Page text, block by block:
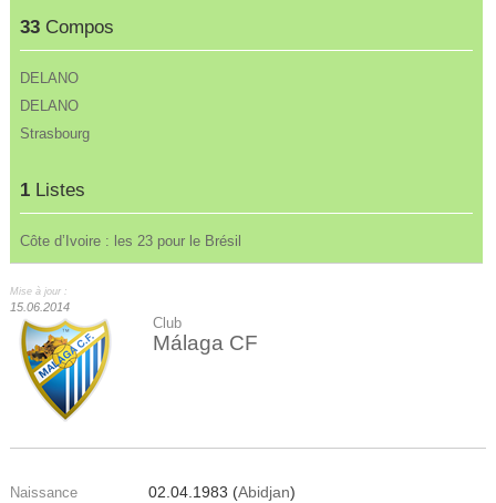
33 Compos
DELANO
DELANO
Strasbourg
1 Listes
Côte d’Ivoire : les 23 pour le Brésil
Mise à jour :
15.06.2014
Club
Málaga CF
Naissance 02.04.1983 (Abidjan)